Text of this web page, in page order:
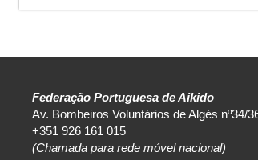
Federação Portuguesa de Aikido
Av. Bombeiros Voluntários de Algés nº34/
+351 926 161 015
(Chamada para rede móvel nacional)